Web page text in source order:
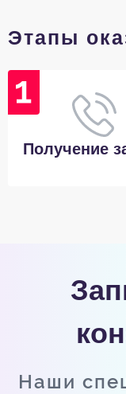
Этапы
Получение
Наши